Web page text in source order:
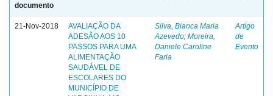
documento
21-Nov-2018
AVALIAÇÃO DA
ADESÃO AOS 10
PASSOS PARA UMA
ALIMENTAÇÃO
SAUDÁVEL DE
ESCOLARES DO
MUNICÍPIO DE
Silva, Bianca Maria
Azevedo; Moreira,
Daniele Caroline
Faria
Artigo
de
Evento